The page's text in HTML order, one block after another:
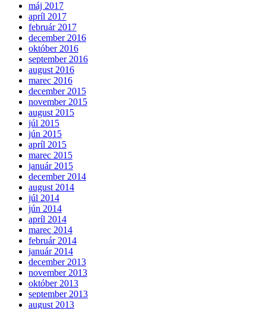
máj 2017
apríl 2017
február 2017
december 2016
október 2016
september 2016
august 2016
marec 2016
december 2015
november 2015
august 2015
júl 2015
jún 2015
apríl 2015
marec 2015
január 2015
december 2014
august 2014
júl 2014
jún 2014
apríl 2014
marec 2014
február 2014
január 2014
december 2013
november 2013
október 2013
september 2013
august 2013